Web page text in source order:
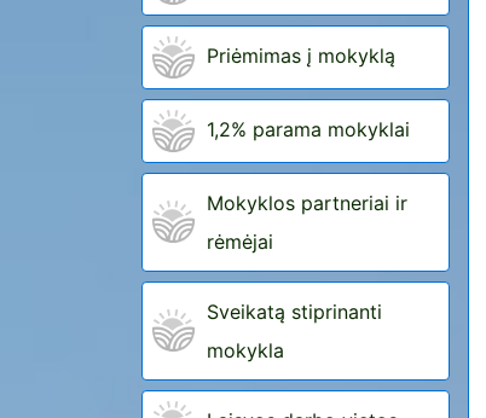
Priėmimas į mokyklą
1,2% parama mokyklai
Mokyklos partneriai ir
rėmėjai
Sveikatą stiprinanti
mokykla